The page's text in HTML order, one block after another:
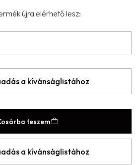
újra elérhető lesz:
a kívánságlistához
teszem
a kívánságlistához